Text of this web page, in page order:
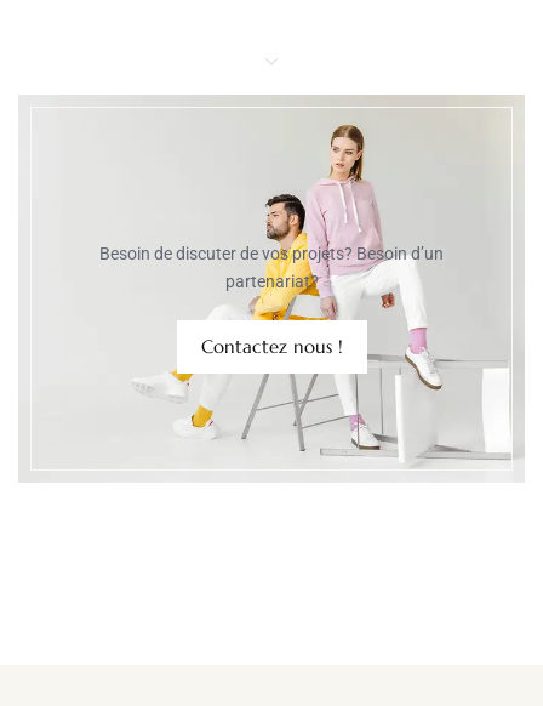
Besoin de discuter de vos projets? Besoin d’un
partenariat?
Contactez nous !